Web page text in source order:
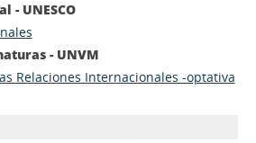
- UNESCO
- UNVM
Relaciones Internacionales -optativa